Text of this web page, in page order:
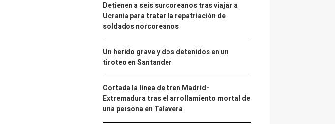
Detienen a seis surcoreanos tras viajar a
Ucrania para tratar la repatriación de
soldados norcoreanos
Un herido grave y dos detenidos en un
tiroteo en Santander
Cortada la línea de tren Madrid-
Extremadura tras el arrollamiento mortal de
una persona en Talavera